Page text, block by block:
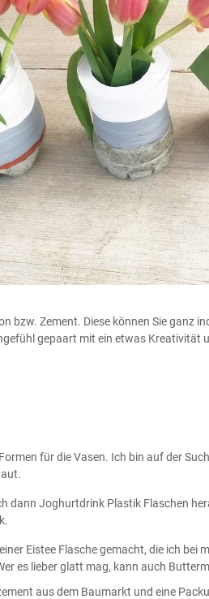
bzw. Zement. Diese können Sie ganz
gepaart mit ein etwas Kreativität
für die Vasen. Ich bin auf der
dann Joghurtdrink Plastik Flaschen
Eistee Flasche gemacht, die ich
es lieber glatt mag, kann auch
aus dem Baumarkt und eine